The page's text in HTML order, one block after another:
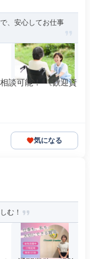
、安心してお仕事
談可能！ 《歓迎資
気になる
む！